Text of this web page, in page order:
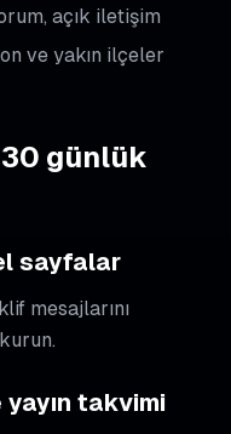
açık iletişim
ve yakın ilçeler
30 günlük
sayfalar
mesajlarını
takvimi